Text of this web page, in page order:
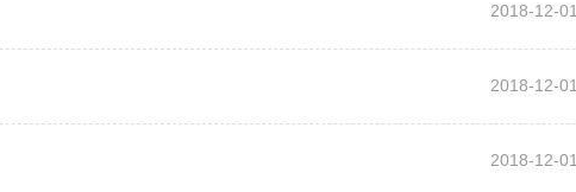
2018-12-01
2018-12-01
2018-12-01